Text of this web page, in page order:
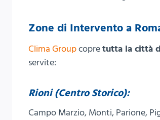
Zone di Intervento a
Clima Groupcopretutta la città
servite:
Rioni (Centro Storico):
Campo Marzio, Monti, Parione,